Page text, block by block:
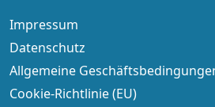
Impressum
Datenschutz
Allgemeine
Cookie-Richtlinie (EU)